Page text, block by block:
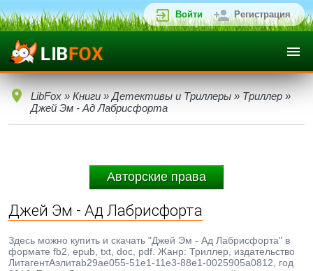
Войти Регистрация
LibFox » Книги » Детективы и Триллеры » Триллер »
Джей Эм - Ад Лабрисфорта
Авторские права
Джей Эм - Ад Лабрисфорта
Здесь можно купить и скачать "Джей Эм - Ад Лабрисфорта" в
формате fb2, epub, txt, doc, pdf. Жанр: Триллер, издательство
ЛитагентАэлитаb29ae055-51e1-11e3-88e1-0025905a0812, год